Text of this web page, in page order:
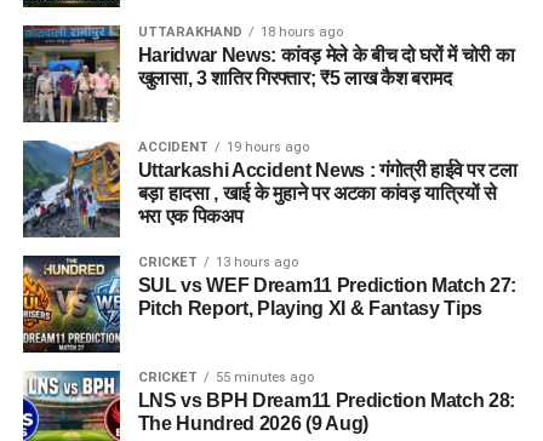
UTTARAKHAND 18 hours ago
Haridwar News: कांवड़ मेले के बीच दो घरों में चोरी का
खुलासा, 3 शातिर गिरफ्तार; ₹5 लाख कैश बरामद
ACCIDENT 19 hours ago
Uttarkashi Accident News : गंगोत्री हाईवे पर टला
बड़ा हादसा , खाई के मुहाने पर अटका कांवड़ यात्रियों से
भरा एक पिकअप
CRICKET 13 hours ago
SUL vs WEF Dream11 Prediction Match 27:
Pitch Report, Playing XI & Fantasy Tips
CRICKET 55 minutes ago
LNS vs BPH Dream11 Prediction Match 28:
The Hundred 2026 (9 Aug)